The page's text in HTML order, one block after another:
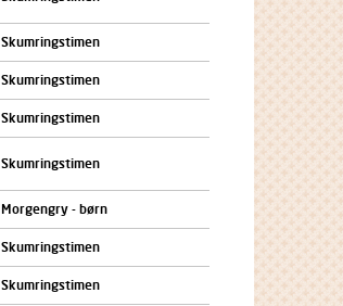
Skumringstimen
Skumringstimen
Skumringstimen
Skumringstimen
Morgengry - børn
Skumringstimen
Skumringstimen